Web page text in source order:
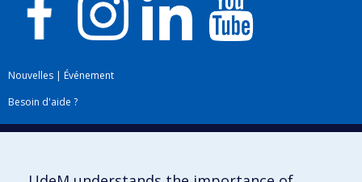
Nouvelles | Événement
Besoin d'aide ?
Plan du site|Accessibilité